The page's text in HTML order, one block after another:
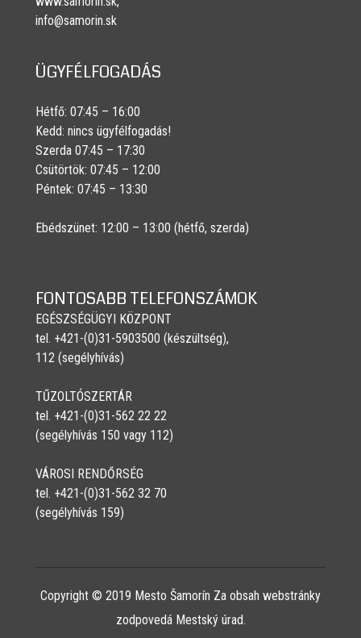
info@samorin.sk
ÜGYFÉLFOGADÁS
Hétfő: 07:45 – 16:00
Kedd: nincs ügyfélfogadás!
Szerda 07:45 – 17:30
Csütörtök: 07:45 – 12:00
Péntek: 07:45 – 13:30
Ebédszünet: 12:00 – 13:00 (hétfő, szerda)
FONTOSABB TELEFONSZÁMOK
EGÉSZSÉGÜGYI KÖZPONT
tel. +421-(0)31-5903500 (készültség),
112 (segélyhívás)
TŰZOLTÓSZERTÁR
tel. +421-(0)31-562 22 22
(segélyhívás 150 vagy 112)
VÁROSI RENDŐRSÉG
tel. +421-(0)31-562 32 70
(segélyhívás 159)
Copyright © 2019 Mesto Šamorín Za obsah webstránky
zodpovedá Mestský úrad.